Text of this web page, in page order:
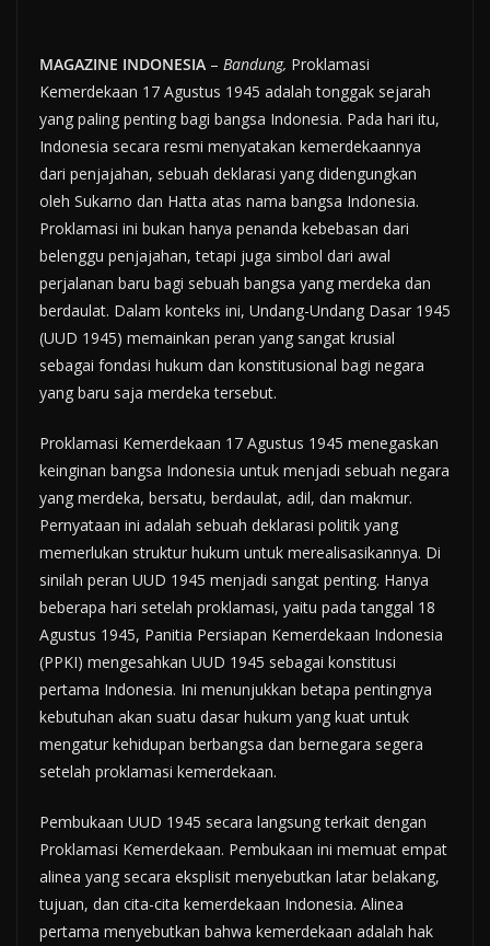
MAGAZINE INDONESIA – Bandung, Proklamasi
Kemerdekaan 17 Agustus 1945 adalah tonggak sejarah
yang paling penting bagi bangsa Indonesia. Pada hari itu,
Indonesia secara resmi menyatakan kemerdekaannya
dari penjajahan, sebuah deklarasi yang didengungkan
oleh Sukarno dan Hatta atas nama bangsa Indonesia.
Proklamasi ini bukan hanya penanda kebebasan dari
belenggu penjajahan, tetapi juga simbol dari awal
perjalanan baru bagi sebuah bangsa yang merdeka dan
berdaulat. Dalam konteks ini, Undang-Undang Dasar 1945
(UUD 1945) memainkan peran yang sangat krusial
sebagai fondasi hukum dan konstitusional bagi negara
yang baru saja merdeka tersebut.
Proklamasi Kemerdekaan 17 Agustus 1945 menegaskan
keinginan bangsa Indonesia untuk menjadi sebuah negara
yang merdeka, bersatu, berdaulat, adil, dan makmur.
Pernyataan ini adalah sebuah deklarasi politik yang
memerlukan struktur hukum untuk merealisasikannya. Di
sinilah peran UUD 1945 menjadi sangat penting. Hanya
beberapa hari setelah proklamasi, yaitu pada tanggal 18
Agustus 1945, Panitia Persiapan Kemerdekaan Indonesia
(PPKI) mengesahkan UUD 1945 sebagai konstitusi
pertama Indonesia. Ini menunjukkan betapa pentingnya
kebutuhan akan suatu dasar hukum yang kuat untuk
mengatur kehidupan berbangsa dan bernegara segera
setelah proklamasi kemerdekaan.
Pembukaan UUD 1945 secara langsung terkait dengan
Proklamasi Kemerdekaan. Pembukaan ini memuat empat
alinea yang secara eksplisit menyebutkan latar belakang,
tujuan, dan cita-cita kemerdekaan Indonesia. Alinea
pertama menyebutkan bahwa kemerdekaan adalah hak